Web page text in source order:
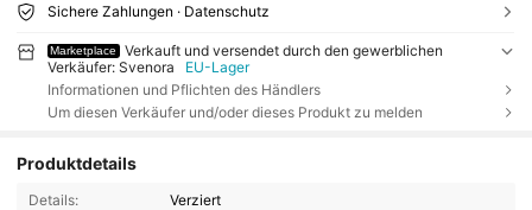
Sichere Zahlungen · Datenschutz
Marketplace
Verkauft und versendet durch den gewerblichen
Verkäufer: Svenora
EU-Lager
Informationen und Pflichten des Händlers
Um diesen Verkäufer und/oder dieses Produkt zu melden
Produktdetails
Details: Verziert